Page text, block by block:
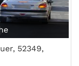
52349,